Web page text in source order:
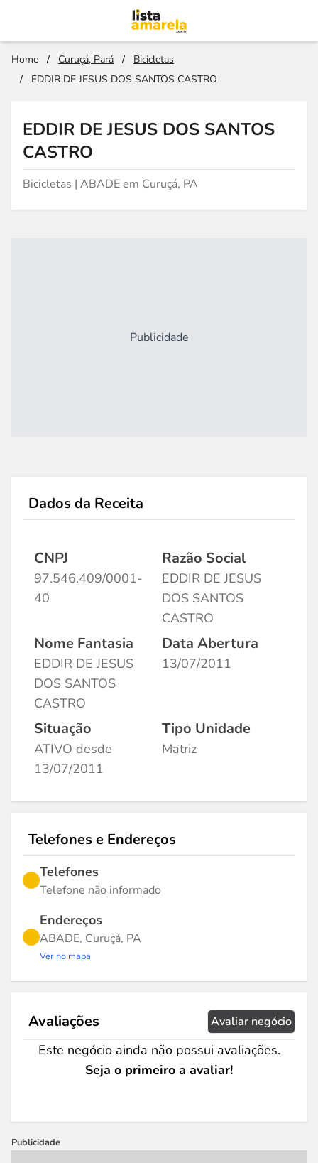
Home / Curuçá, Pará /
Bicicletas
/
EDDIR DE JESUS DOS SANTOS CASTRO
EDDIR DE JESUS DOS SANTOS
CASTRO
Bicicletas | ABADE em Curuçá, PA
Publicidade
Dados da Receita
CNPJ
97.546.409/0001-
40
Razão Social
EDDIR DE JESUS
DOS SANTOS
CASTRO
Nome Fantasia
EDDIR DE JESUS
DOS SANTOS
CASTRO
Data Abertura
13/07/2011
Situação
ATIVO desde
13/07/2011
Tipo Unidade
Matriz
Telefones e Endereços
Telefones
Telefone não informado
Endereços
ABADE, Curuçá, PA
Ver no mapa
Avaliações Avaliar negócio
Este negócio ainda não possui avaliações.
Seja o primeiro a avaliar!
Publicidade